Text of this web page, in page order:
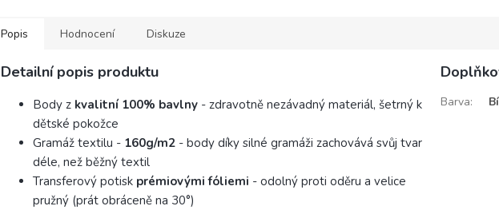
Popis Hodnocení Diskuze
Detailní popis produktu
Body z kvalitní 100% bavlny - zdravotně nezávadný materiál, šetrný k
dětské pokožce
Gramáž textilu - 160g/m2 - body díky silné gramáži zachovává svůj tvar
déle, než běžný textil
Transferový potisk prémiovými fóliemi - odolný proti oděru a velice
pružný (prát obráceně na 30°)
Barva: